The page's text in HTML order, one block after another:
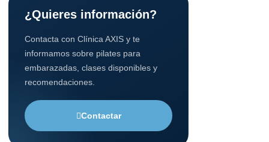
¿Quieres información?
Contacta con Clínica AXIS y te
informamos sobre pilates para
embarazadas, clases disponibles y
recomendaciones.
Contactar